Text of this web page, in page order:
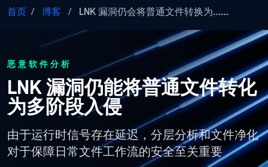
首页 / 博客 / LNK 漏洞仍会将普通文件转换为……
恶意软件分析
LNK 漏洞仍能将普通文件转化
为多阶段入侵
由于运行时信号存在延迟，分层分析和文件净化
对于保障日常文件工作流的安全至关重要